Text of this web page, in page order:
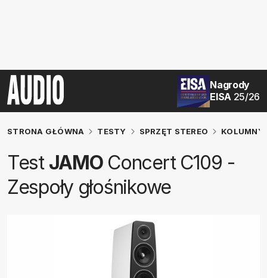
Nagrody
EISA 25/26
STRONA GŁÓWNA TESTY SPRZĘT STEREO KOLUMNY
Test JAMOConcert C109 -
Zespoły głośnikowe